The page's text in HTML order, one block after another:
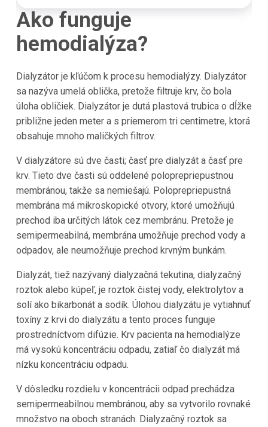
Ako funguje
hemodialýza?
Dialyzátor je kľúčom k procesu hemodialýzy. Dialyzátor
sa nazýva umelá oblička, pretože filtruje krv, čo bola
úloha obličiek. Dialyzátor je dutá plastová trubica o dĺžke
približne jeden meter a s priemerom tri centimetre, ktorá
obsahuje mnoho maličkých filtrov.
V dialyzátore sú dve časti; časť pre dialyzát a časť pre
krv. Tieto dve časti sú oddelené poloprepriepustnou
membránou, takže sa nemiešajú. Poloprepriepustná
membrána má mikroskopické otvory, ktoré umožňujú
prechod iba určitých látok cez membránu. Pretože je
semipermeabilná, membrána umožňuje prechod vody a
odpadov, ale neumožňuje prechod krvným bunkám.
Dialyzát, tiež nazývaný dialyzačná tekutina, dialyzačný
roztok alebo kúpeľ, je roztok čistej vody, elektrolytov a
solí ako bikarbonát a sodík. Úlohou dialyzátu je vytiahnuť
toxíny z krvi do dialyzátu a tento proces funguje
prostredníctvom difúzie. Krv pacienta na hemodialýze
má vysokú koncentráciu odpadu, zatiaľ čo dialyzát má
nízku koncentráciu odpadu.
V dôsledku rozdielu v koncentrácii odpad prechádza
semipermeabilnou membránou, aby sa vytvorilo rovnaké
množstvo na oboch stranách. Dialyzačný roztok sa